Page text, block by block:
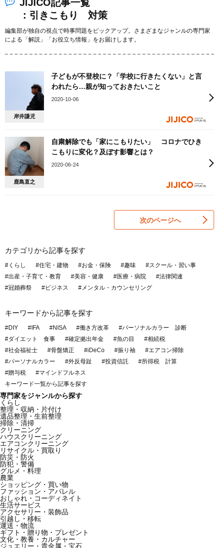
JIJICO記事一覧
：引きこもり 対策
編集部が独自の視点で時事問題をピックアップ。さまざまなジャンルの専門家
による「解説」「お役立ち情報」をお届けします。
岸井謙児
子どもが不登校に？「学校に行きたくない」と言
われたら…親が知っておきたいこと
2020-10-06
鹿島直之
自粛解除でも「家にこもりたい」 コロナでひき
こもりに変化？及ぼす影響とは？
2020-06-24
次のページへ
カテゴリから記事を探す
#くらし #住宅・建物 #お金・保険 #趣味
#スクール・習い事
#出産・子育て・教育
#美容・健康 #医療・病院
#法律関連
#冠婚葬祭
#ビジネス #メンタル・カウンセリング
キーワードから記事を探す
#DIY #IFA #NISA #働き方改革
#パーソナルカラー 診断
#ダイエット 食事
#確定拠出年金 #魚の目
#相続税
#社会福祉士
#骨盤矯正 #iDeCo #振り袖
#エアコン掃除
#パーソナルカラー
#外反母趾 #投資信託
#所得税 計算
#贈与税
#マインドフルネス
キーワード一覧から記事を探す
専門家をジャンルから探す
くらし
整理・収納・片付け
遺品整理・生前整理
掃除・清掃
クリーニング
ハウスクリーニング
エアコンクリーニング
リサイクル・買取り
防災・防火
防犯・警備
グルメ・料理
農業
ショッピング・買い物
ファッション・アパレル
おしゃれ・コーディネイト
生活サービス
アクセサリー・装飾品
引越し・移転
運送・物流
ギフト・贈り物・プレゼント
文化・教養・カルチャー
ジュエリー・貴金属・宝石